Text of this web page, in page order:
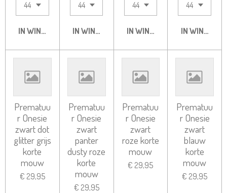
IN WINKELWAGENIN WINKELWAGENIN WINKELWAGEN
IN
Prematuu
r Onesie
zwart dot
glitter grijs
korte
mouw
€ 29,95
Prematuu
r Onesie
zwart
panter
dusty roze
korte
mouw
€ 29,95
Prematuu
r Onesie
zwart
roze korte
mouw
€ 29,95
Prematuu
r Onesie
zwart
blauw
korte
mouw
€ 29,95